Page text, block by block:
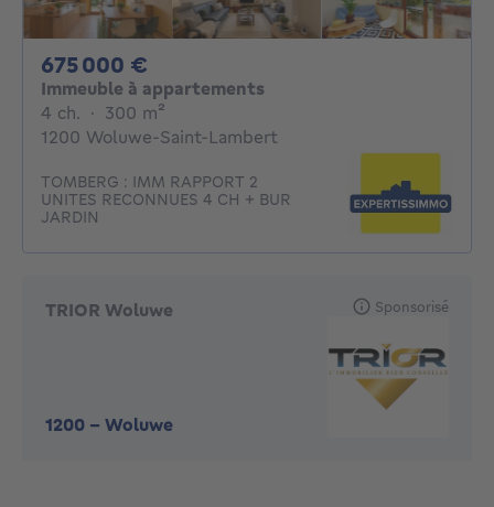
675 000 €
Immeuble à appartements
4 ch. 4 chambres
· 300 m²
1200 Woluwe-Saint-Lambert
TOMBERG : IMM RAPPORT 2
UNITES RECONNUES 4 CH + BUR
JARDIN
TRIOR Woluwe
1200 - Woluwe
Sponsorisé